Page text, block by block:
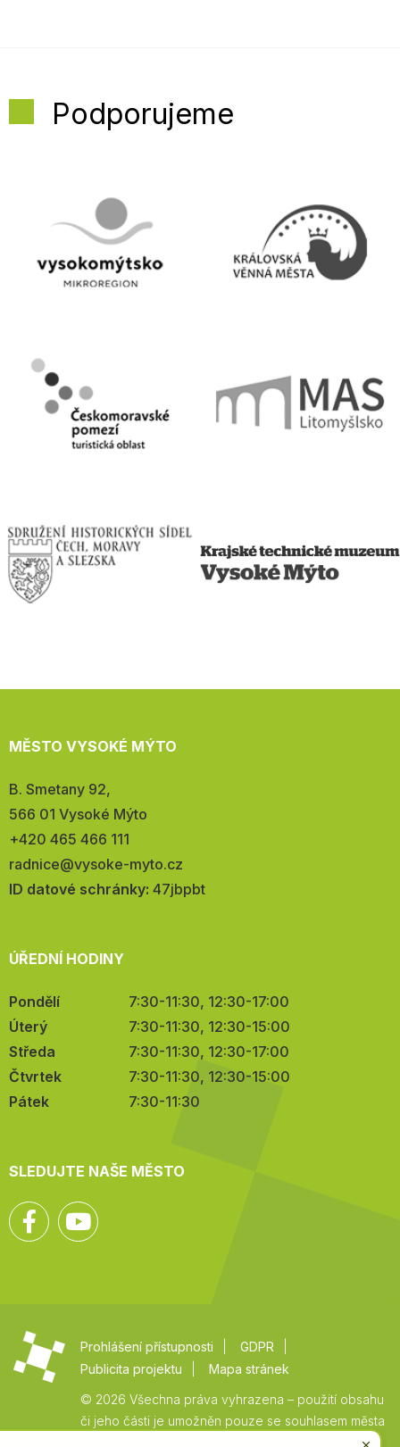
Podporujeme
MĚSTO VYSOKÉ MÝTO
Adresa:
B. Smetany 92,
566 01 Vysoké Mýto
Telefon:
+420 465 466 111
E-
mail:
radnice@vysoke-myto.cz
ID datové schránky: 47jbpbt
ÚŘEDNÍ HODINY
Pondělí
7:30-11:30, 12:30-17:00
Úterý
7:30-11:30, 12:30-15:00
Středa
7:30-11:30, 12:30-17:00
Čtvrtek
7:30-11:30, 12:30-15:00
Pátek
7:30-11:30
SLEDUJTE NAŠE MĚSTO
Facebook
Prohlášení přístupnosti
GDPR
Publicita projektu
Mapa stránek
© 2026 Všechna práva vyhrazena – použití obsahu
či jeho části je umožněn pouze se souhlasem města